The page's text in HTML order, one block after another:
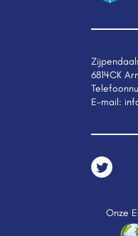
6814CK
E-mail:
Onze